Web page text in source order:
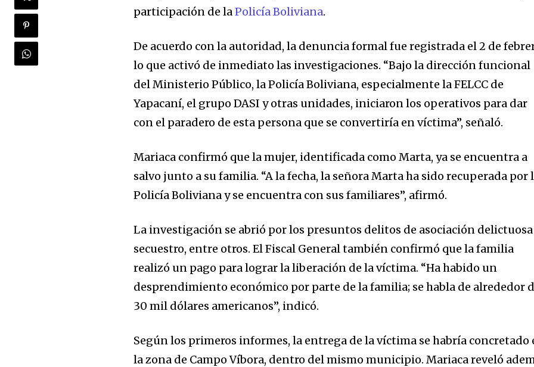
participación de laPolicía Boliviana.
De acuerdo con la autoridad, la denuncia formal fue registrada el 2 de
lo que activó de inmediato las investigaciones. “Bajo la dirección funcional
del Ministerio Público, la Policía Boliviana, especialmente la FELCC de
Yapacaní, el grupo DASI y otras unidades, iniciaron los operativos para dar
con el paradero de esta persona que se convertiría en víctima”, señaló.
Mariaca confirmó que la mujer, identificada como Marta, ya se encuentra a
salvo junto a su familia. “A la fecha, la señora Marta ha sido recuperada por
Policía Boliviana y se encuentra con sus familiares”, afirmó.
La investigación se abrió por los presuntos delitos de asociación
secuestro, entre otros. El Fiscal General también confirmó que la familia
realizó un pago para lograr la liberación de la víctima. “Ha habido un
desprendimiento económico por parte de la familia; se habla de alrededor
30 mil dólares americanos”, indicó.
Según los primeros informes, la entrega de la víctima se habría concretado
la zona de Campo Víbora, dentro del mismo municipio. Mariaca reveló